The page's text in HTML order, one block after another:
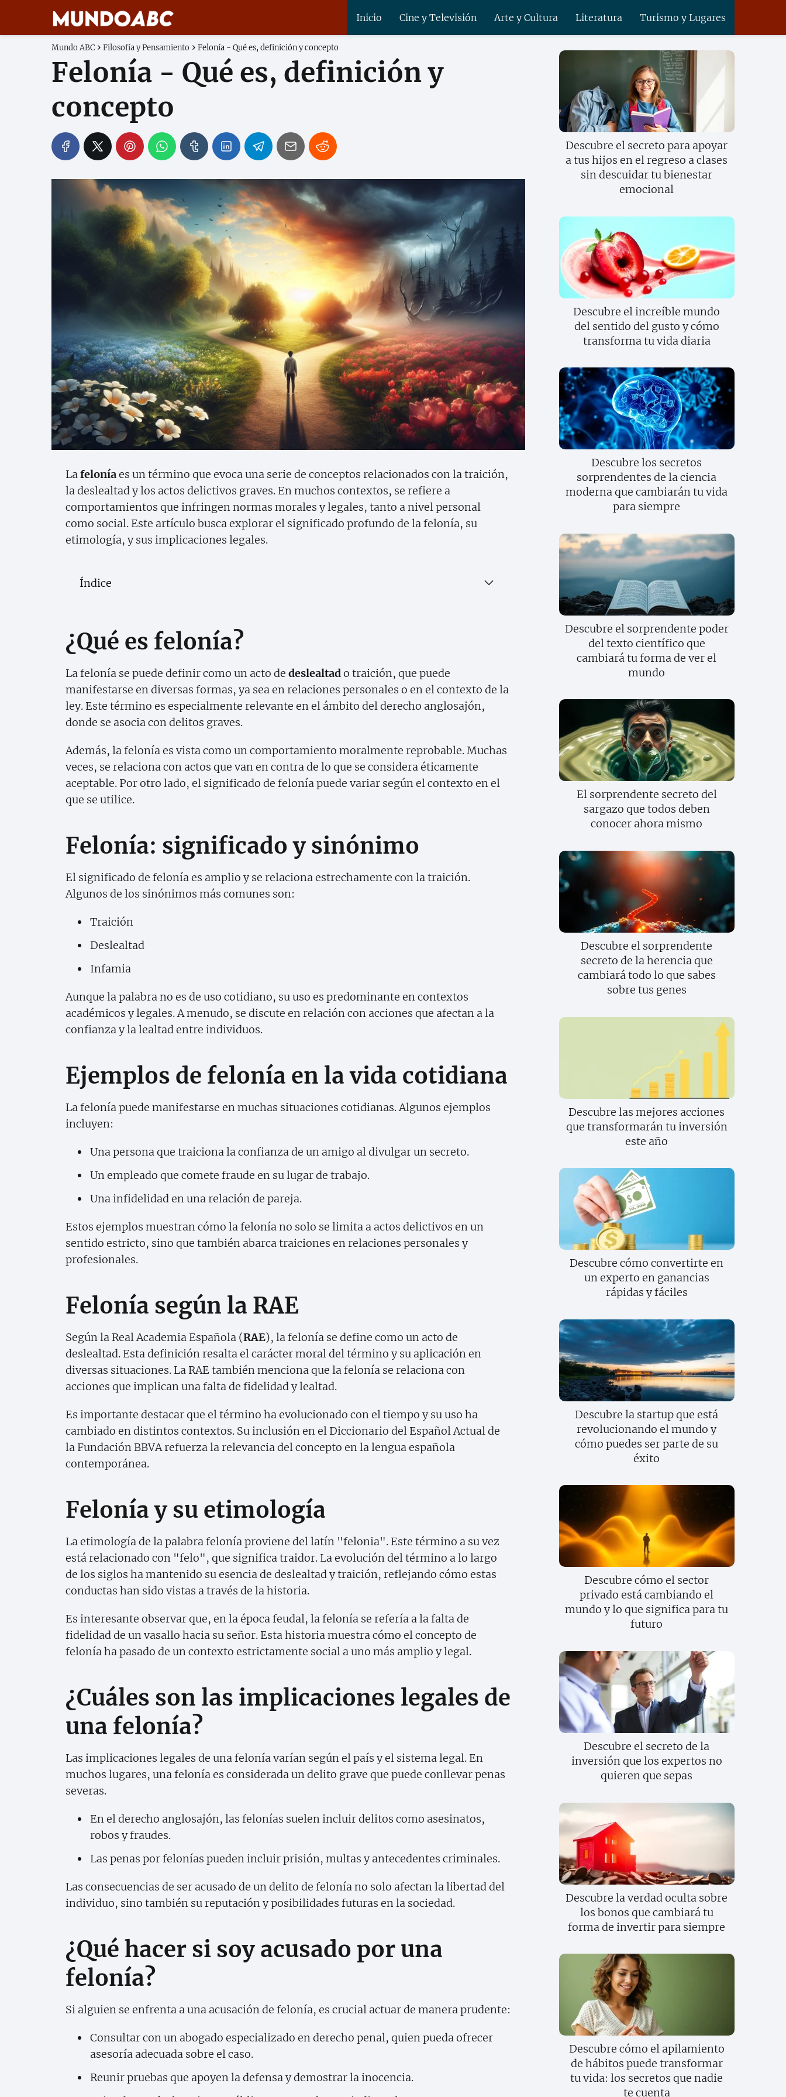
Inicio Cine y Televisión Arte y Cultura Literatura Turismo y Lugares
Mundo ABC Filosofía y Pensamiento Felonía - Qué es, definición y concepto
Felonía - Qué es, definición y
concepto
La feloníaes un término que evoca una serie de conceptos relacionados con la traición,
la deslealtad y los actos delictivos graves. En muchos contextos, se refiere a
comportamientos que infringen normas morales y legales, tanto a nivel personal
como social. Este artículo busca explorar el significado profundo de la felonía, su
etimología, y sus implicaciones legales.
Índice
¿Qué es felonía?
La felonía se puede definir como un acto de deslealtado traición, que puede
manifestarse en diversas formas, ya sea en relaciones personales o en el contexto de la
ley. Este término es especialmente relevante en el ámbito del derecho anglosajón,
donde se asocia con delitos graves.
Además, la felonía es vista como un comportamiento moralmente reprobable. Muchas
veces, se relaciona con actos que van en contra de lo que se considera éticamente
aceptable. Por otro lado, el significado de felonía puede variar según el contexto en el
que se utilice.
Felonía: significado y sinónimo
El significado de felonía es amplio y se relaciona estrechamente con la traición.
Algunos de los sinónimos más comunes son:
Traición
Deslealtad
Infamia
Aunque la palabra no es de uso cotidiano, su uso es predominante en contextos
académicos y legales. A menudo, se discute en relación con acciones que afectan a la
confianza y la lealtad entre individuos.
Ejemplos de felonía en la vida cotidiana
La felonía puede manifestarse en muchas situaciones cotidianas. Algunos ejemplos
incluyen:
Una persona que traiciona la confianza de un amigo al divulgar un secreto.
Un empleado que comete fraude en su lugar de trabajo.
Una infidelidad en una relación de pareja.
Estos ejemplos muestran cómo la felonía no solo se limita a actos delictivos en un
sentido estricto, sino que también abarca traiciones en relaciones personales y
profesionales.
Felonía según la RAE
Según la Real Academia Española (RAE), la felonía se define como un acto de
deslealtad. Esta definición resalta el carácter moral del término y su aplicación en
diversas situaciones. La RAE también menciona que la felonía se relaciona con
acciones que implican una falta de fidelidad y lealtad.
Es importante destacar que el término ha evolucionado con el tiempo y su uso ha
cambiado en distintos contextos. Su inclusión en el Diccionario del Español Actual de
la Fundación BBVA refuerza la relevancia del concepto en la lengua española
contemporánea.
Felonía y su etimología
La etimología de la palabra felonía proviene del latín "felonia". Este término a su vez
está relacionado con "felo", que significa traidor. La evolución del término a lo largo
de los siglos ha mantenido su esencia de deslealtad y traición, reflejando cómo estas
conductas han sido vistas a través de la historia.
Es interesante observar que, en la época feudal, la felonía se refería a la falta de
fidelidad de un vasallo hacia su señor. Esta historia muestra cómo el concepto de
felonía ha pasado de un contexto estrictamente social a uno más amplio y legal.
¿Cuáles son las implicaciones legales de
una felonía?
Las implicaciones legales de una felonía varían según el país y el sistema legal. En
muchos lugares, una felonía es considerada un delito grave que puede conllevar penas
severas.
En el derecho anglosajón, las felonías suelen incluir delitos como asesinatos,
robos y fraudes.
Las penas por felonías pueden incluir prisión, multas y antecedentes criminales.
Las consecuencias de ser acusado de un delito de felonía no solo afectan la libertad del
individuo, sino también su reputación y posibilidades futuras en la sociedad.
¿Qué hacer si soy acusado por una
felonía?
Si alguien se enfrenta a una acusación de felonía, es crucial actuar de manera prudente:
Consultar con un abogado especializado en derecho penal, quien pueda ofrecer
asesoría adecuada sobre el caso.
Reunir pruebas que apoyen la defensa y demostrar la inocencia.
Descubre el secreto para apoyar
a tus hijos en el regreso a clases
sin descuidar tu bienestar
emocional
Descubre el increíble mundo
del sentido del gusto y cómo
transforma tu vida diaria
Descubre los secretos
sorprendentes de la ciencia
moderna que cambiarán tu vida
para siempre
Descubre el sorprendente poder
del texto científico que
cambiará tu forma de ver el
mundo
El sorprendente secreto del
sargazo que todos deben
conocer ahora mismo
Descubre el sorprendente
secreto de la herencia que
cambiará todo lo que sabes
sobre tus genes
Descubre las mejores acciones
que transformarán tu inversión
este año
Descubre cómo convertirte en
un experto en ganancias
rápidas y fáciles
Descubre la startup que está
revolucionando el mundo y
cómo puedes ser parte de su
éxito
Descubre cómo el sector
privado está cambiando el
mundo y lo que significa para tu
futuro
Descubre el secreto de la
inversión que los expertos no
quieren que sepas
Descubre la verdad oculta sobre
los bonos que cambiará tu
forma de invertir para siempre
Descubre cómo el apilamiento
de hábitos puede transformar
tu vida: los secretos que nadie
te cuenta